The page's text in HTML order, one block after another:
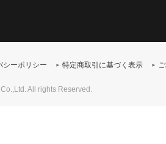
シーポリシー 特定商取引に基づく表示
All rights Reserved.